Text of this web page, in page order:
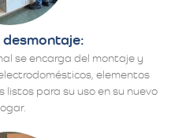
se encarga del montaje y
elementos
para su uso en su nuevo